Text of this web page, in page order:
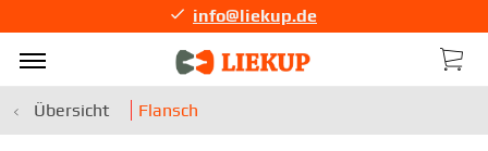
info@liekup.de
Übersicht Flansch